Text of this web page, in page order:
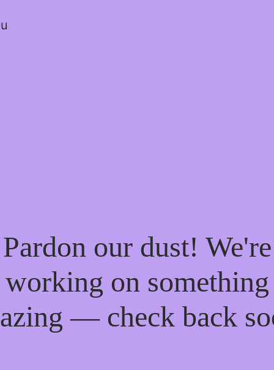
Pardon our dust! We're
working on something
— check back